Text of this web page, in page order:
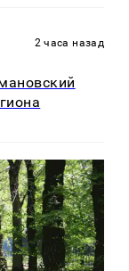
2 часа назад